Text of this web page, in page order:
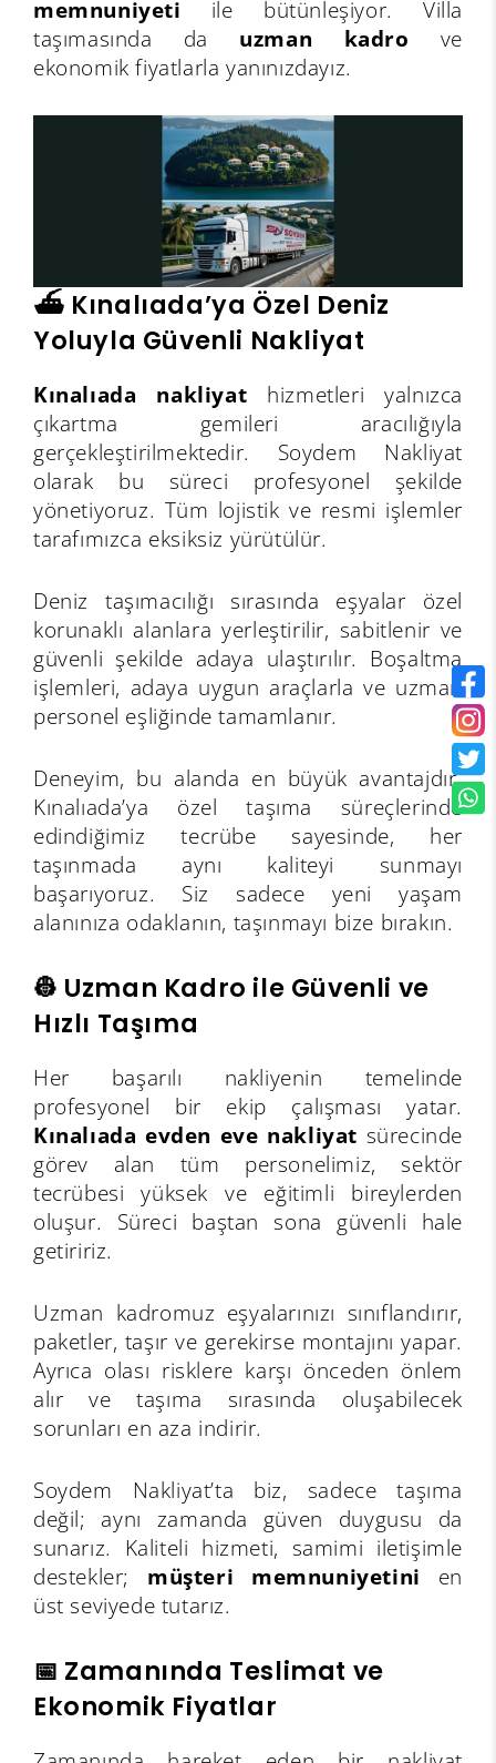
memnuniyeti ile bütünleşiyor. Villa
taşımasında da uzman kadro ve
ekonomik fiyatlarla yanınızdayız.
⛴️ Kınalıada’ya Özel Deniz
Yoluyla Güvenli Nakliyat
Kınalıada nakliyat hizmetleri yalnızca
çıkartma gemileri aracılığıyla
gerçekleştirilmektedir. Soydem Nakliyat
olarak bu süreci profesyonel şekilde
yönetiyoruz. Tüm lojistik ve resmi işlemler
tarafımızca eksiksiz yürütülür.
Deniz taşımacılığı sırasında eşyalar özel
korunaklı alanlara yerleştirilir, sabitlenir ve
güvenli şekilde adaya ulaştırılır. Boşaltma
işlemleri, adaya uygun araçlarla ve uzman
personel eşliğinde tamamlanır.
Deneyim, bu alanda en büyük avantajdır.
Kınalıada’ya özel taşıma süreçlerinde
edindiğimiz tecrübe sayesinde, her
taşınmada aynı kaliteyi sunmayı
başarıyoruz. Siz sadece yeni yaşam
alanınıza odaklanın, taşınmayı bize bırakın.
👷 Uzman Kadro ile Güvenli ve
Hızlı Taşıma
Her başarılı nakliyenin temelinde
profesyonel bir ekip çalışması yatar.
Kınalıada evden eve nakliyat sürecinde
görev alan tüm personelimiz, sektör
tecrübesi yüksek ve eğitimli bireylerden
oluşur. Süreci baştan sona güvenli hale
getiririz.
Uzman kadromuz eşyalarınızı sınıflandırır,
paketler, taşır ve gerekirse montajını yapar.
Ayrıca olası risklere karşı önceden önlem
alır ve taşıma sırasında oluşabilecek
sorunları en aza indirir.
Soydem Nakliyat’ta biz, sadece taşıma
değil; aynı zamanda güven duygusu da
sunarız. Kaliteli hizmeti, samimi iletişimle
destekler; müşteri memnuniyetini en
üst seviyede tutarız.
📅 Zamanında Teslimat ve
Ekonomik Fiyatlar